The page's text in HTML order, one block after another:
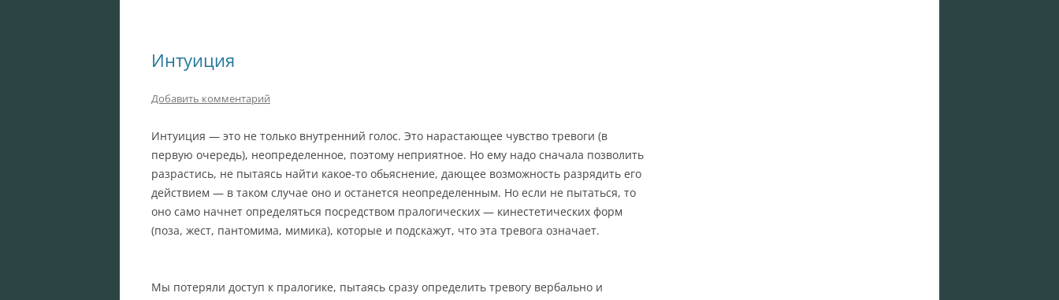
Интуиция
Добавить комментарий
Интуиция — это не только внутренний голос. Это нарастающее чувство тревоги (в
первую очередь), неопределенное, поэтому неприятное. Но ему надо сначала позволить
разрастись, не пытаясь найти какое-то обьяснение, дающее возможность разрядить его
действием — в таком случае оно и останется неопределенным. Но если не пытаться, то
оно само начнет определяться посредством пралогических — кинестетических форм
(поза, жест, пантомима, мимика), которые и подскажут, что эта тревога означает.
Мы потеряли доступ к пралогике, пытаясь сразу определить тревогу вербально и